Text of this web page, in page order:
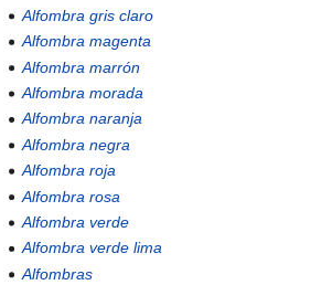
Alfombra gris claro
Alfombra magenta
Alfombra marrón
Alfombra morada
Alfombra naranja
Alfombra negra
Alfombra roja
Alfombra rosa
Alfombra verde
Alfombra verde lima
Alfombras